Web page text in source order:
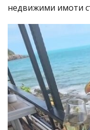
недвижими имоти